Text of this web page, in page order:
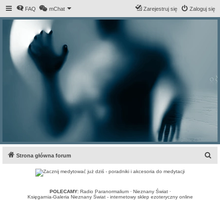
FAQ mChat Zaloguj się
Zarejestruj się
Strona główna forum
POLECAMY: Radio Paranormalium· Nieznany Świat·
Księgarnia-Galeria Nieznany Świat - internetowy sklep ezoteryczny online